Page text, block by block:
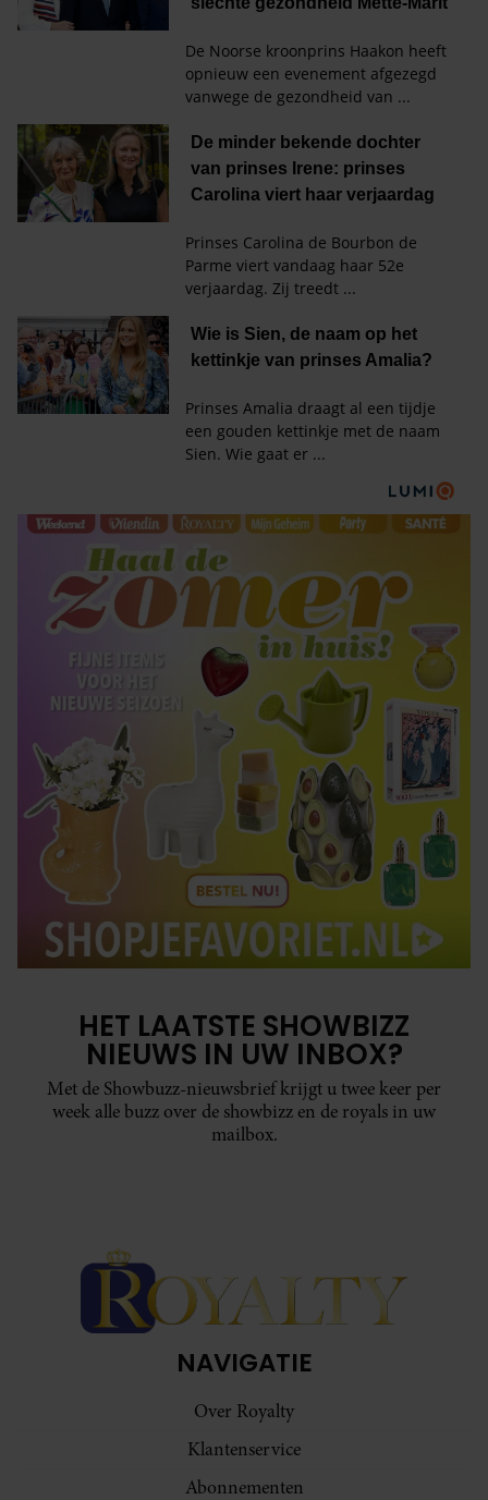
HET LAATSTE SHOWBIZZ
NIEUWS IN UW INBOX?
Met de Showbuzz-nieuwsbrief krijgt u twee keer per
week alle buzz over de showbizz en de royals in uw
mailbox.
NAVIGATIE
Over Royalty
Klantenservice
Abonnementen